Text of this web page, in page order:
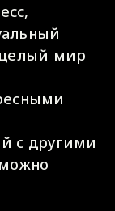
целый мир
с другими